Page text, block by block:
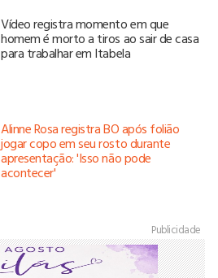
Vídeo registra momento em que
homem é morto a tiros ao sair de casa
para trabalhar em Itabela
Alinne Rosa registra BO após folião
jogar copo em seu rosto durante
apresentação: 'Isso não pode
acontecer'
Publicidade